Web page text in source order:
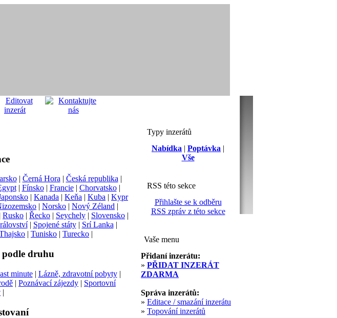
| Černá Hora| Česká republika|
| Fínsko| Francie| Chorvatsko|
| Kanada | Keňa | Kuba | Kypr
| Norsko | Nový Zéland |
Rusko | Řecko | Seychely | Slovensko |
| Spojené státy| Srí Lanka|
| Tunisko | Turecko |
druhu
minute| Lázně, zdravotní pobyty|
| Poznávací zájezdy | Sportovní
|
Typy inzerátů
Nabídka | Poptávka |
Vše
RSS této sekce
Přihlašte se k odběru
RSS zpráv z této sekce
Vaše menu
Přidaní inzerátu:
» PŘIDAT INZERÁT
ZDARMA
Správa inzerátů:
» Editace / smazání inzerátu
» Topování inzerátů